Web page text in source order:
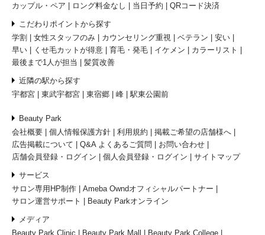
カップル・ペア
ロング料金なし 当日予約 QRコード決済
こだわりポイントから探す
学割
女性スタッフのみ カウンセリング重視 ベテラン
安い
早い
くせ毛カットが得意 育毛・発毛 イケメン
カラーリスト
最後まで1人が担当
髪質改善
近隣の駅から探す
宇都宮
東武宇都宮 東宿郷 峰 駅東公園前
Beauty Park
会社概要
個人情報保護方針 利用規約
掲載ご希望の店舗様へ
広告掲載について
Q&A よくあるご質問
お問い合わせ
店舗会員登録・ログイン
個人会員登録・ログイン サイトマップ
サービス
サロン専用HP制作
Ameba Owndオフィシャルパートナー
サロン運営サポート
Beauty Parkオンライン
メディア
Beauty Park Clinic
Beauty Park Mall Beauty Park College